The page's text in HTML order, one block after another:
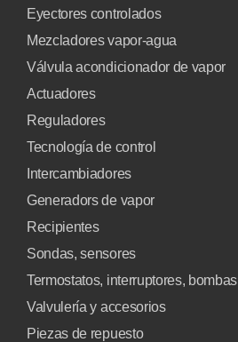
Eyectores controlados
Mezcladores vapor-agua
Válvula acondicionador de vapor
Actuadores
Reguladores
Tecnología de control
Intercambiadores
Generadors de vapor
Recipientes
Sondas, sensores
Termostatos, interruptores, bombas
Valvulería y accesorios
Piezas de repuesto